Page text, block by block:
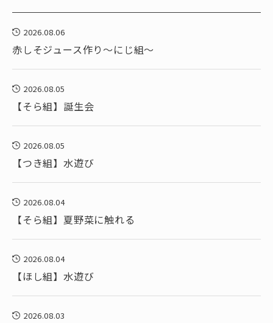
2026.08.06
赤しそジュース作り～にじ組～
2026.08.05
【そら組】誕生会
2026.08.05
【つき組】水遊び
2026.08.04
【そら組】夏野菜に触れる
2026.08.04
【ほし組】水遊び
2026.08.03